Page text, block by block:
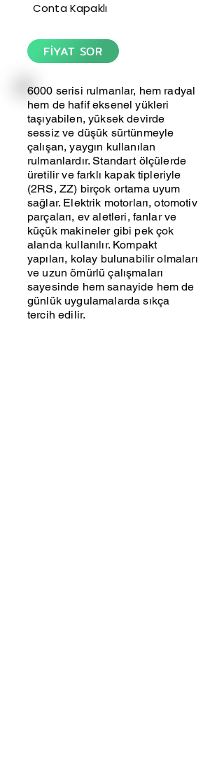
Conta Kapaklı
FİYAT SOR
6000 serisi rulmanlar, hem radyal
hem de hafif eksenel yükleri
taşıyabilen, yüksek devirde
sessiz ve düşük sürtünmeyle
çalışan, yaygın kullanılan
rulmanlardır. Standart ölçülerde
üretilir ve farklı kapak tipleriyle
(2RS, ZZ) birçok ortama uyum
sağlar. Elektrik motorları, otomotiv
parçaları, ev aletleri, fanlar ve
küçük makineler gibi pek çok
alanda kullanılır. Kompakt
yapıları, kolay bulunabilir olmaları
ve uzun ömürlü çalışmaları
sayesinde hem sanayide hem de
günlük uygulamalarda sıkça
tercih edilir.